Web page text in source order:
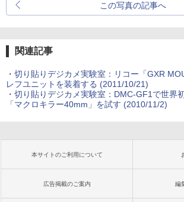
この写真の記事へ
関連記事
・ 切り貼りデジカメ実験室：リコー「GXR
レフユニットを装着する (2011/10/21)
・ 切り貼りデジカメ実験室：DMC-GF1で世界
「マクロキラー40mm」を試す (2010/11/2)
本サイトのご利用について
広告掲載のご案内 編